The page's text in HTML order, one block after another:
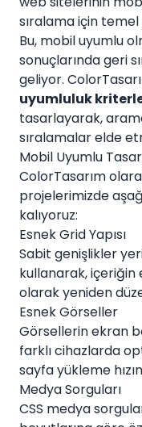
sıralama için temel
Bu, mobil uyumlu
sonuçlarında geri
geliyor.
uyumluluk
tasarlayarak,
sıralamalar elde
Mobil Uyumlu
ColorTasarım
projelerimizde
kalıyoruz:
Esnek Grid Yapısı
Sabit genişlikler
kullanarak,
olarak yeniden
Esnek Görseller
Görsellerin ekran
farklı cihazlarda
sayfa yükleme
Medya Sorguları
CSS medya